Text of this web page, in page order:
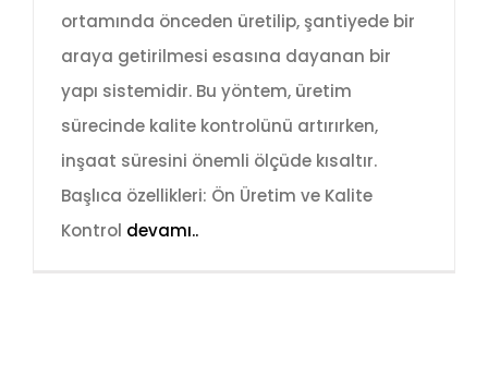
ortamında önceden üretilip, şantiyede bir
araya getirilmesi esasına dayanan bir
yapı sistemidir. Bu yöntem, üretim
sürecinde kalite kontrolünü artırırken,
inşaat süresini önemli ölçüde kısaltır.
Başlıca özellikleri: Ön Üretim ve Kalite
Kontrol devamı..